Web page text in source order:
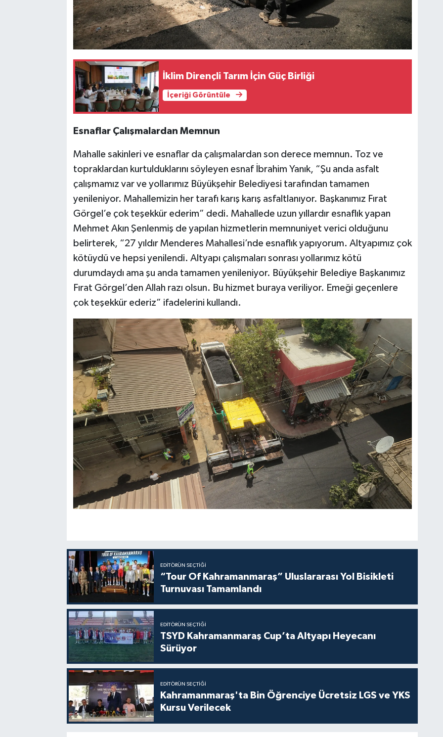
İklim Dirençli Tarım İçin Güç Birliği
İçeriği Görüntüle
Esnaflar Çalışmalardan Memnun
Mahalle sakinleri ve esnaflar da çalışmalardan son derece memnun. Toz ve
topraklardan kurtulduklarını söyleyen esnaf İbrahim Yanık, “Şu anda asfalt
çalışmamız var ve yollarımız Büyükşehir Belediyesi tarafından tamamen
yenileniyor. Mahallemizin her tarafı karış karış asfaltlanıyor. Başkanımız Fırat
Görgel’e çok teşekkür ederim” dedi. Mahallede uzun yıllardır esnaflık yapan
Mehmet Akın Şenlenmiş de yapılan hizmetlerin memnuniyet verici olduğunu
belirterek, “27 yıldır Menderes Mahallesi’nde esnaflık yapıyorum. Altyapımız çok
kötüydü ve hepsi yenilendi. Altyapı çalışmaları sonrası yollarımız kötü
durumdaydı ama şu anda tamamen yenileniyor. Büyükşehir Belediye Başkanımız
Fırat Görgel’den Allah razı olsun. Bu hizmet buraya veriliyor. Emeği geçenlere
çok teşekkür ederiz” ifadelerini kullandı.
EDITÖRÜN SEÇTIĞI
“Tour Of Kahramanmaraş” Uluslararası Yol Bisikleti
Turnuvası Tamamlandı
EDITÖRÜN SEÇTIĞI
TSYD Kahramanmaraş Cup’ta Altyapı Heyecanı
Sürüyor
EDITÖRÜN SEÇTIĞI
Kahramanmaraş'ta Bin Öğrenciye Ücretsiz LGS ve YKS
Kursu Verilecek